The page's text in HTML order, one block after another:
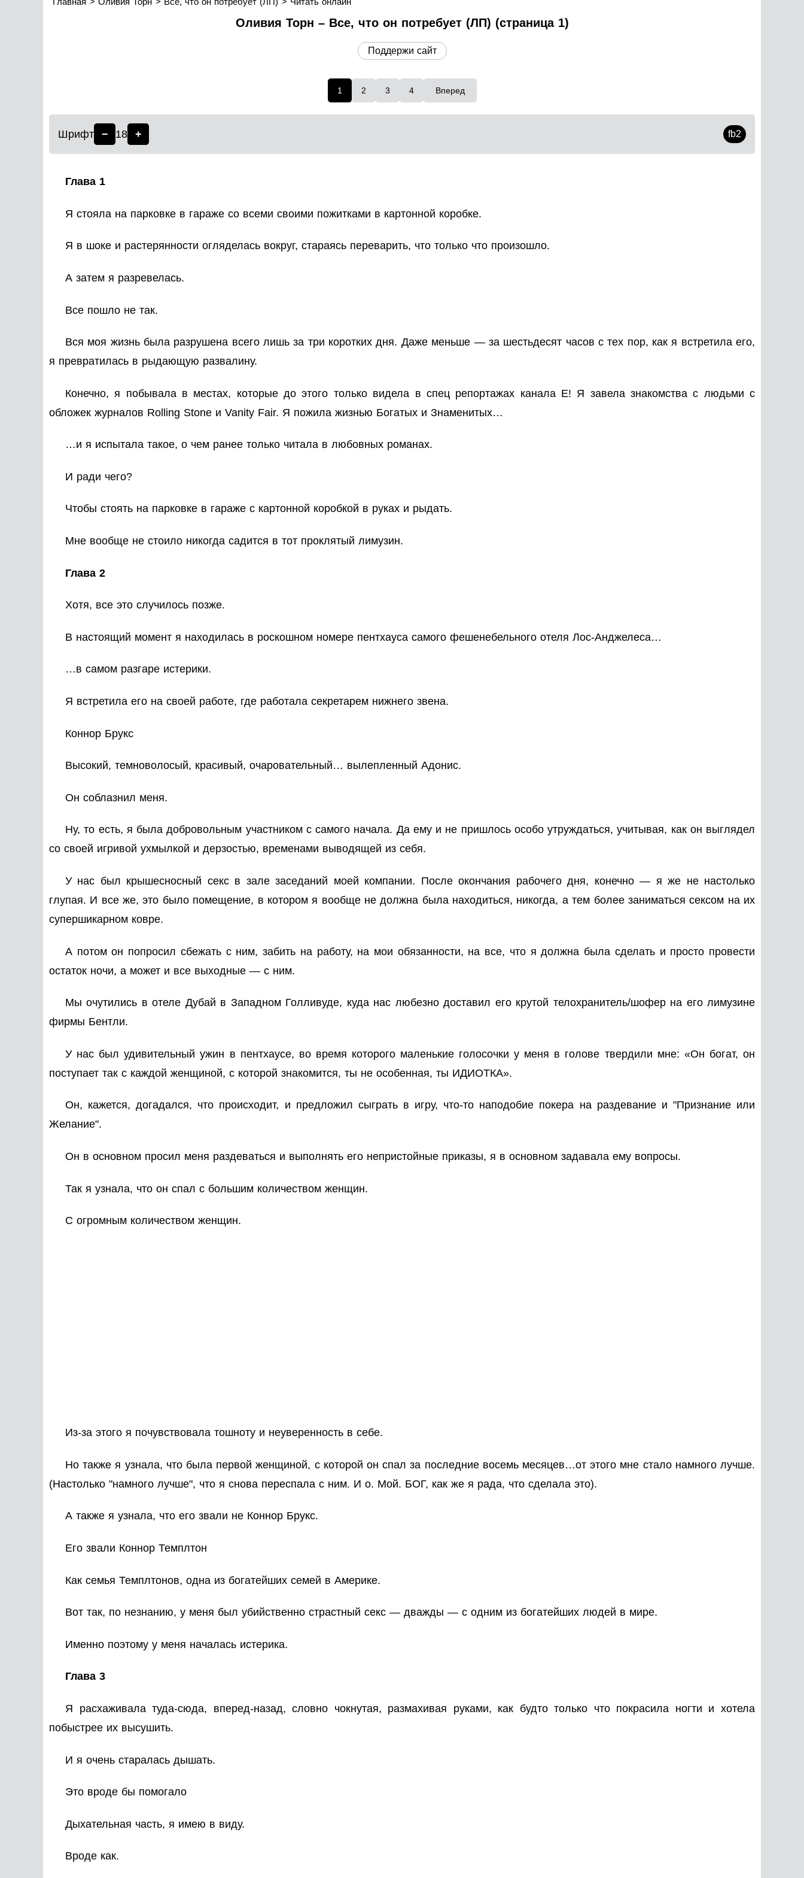
Оливия Торн – Все, что он потребует (ЛП) (страница 1)
Поддержи сайт
1 2 3 4 Вперед
Шрифт − 18 + fb2
Глава 1
Я стояла на парковке в гараже со всеми своими пожитками в картонной коробке.
Я в шоке и растерянности огляделась вокруг, стараясь переварить, что только что произошло.
А затем я разревелась.
Все пошло не так.
Вся моя жизнь была разрушена всего лишь за три коротких дня. Даже меньше — за шестьдесят часов с тех пор, как я встретила его,
я превратилась в рыдающую развалину.
Конечно, я побывала в местах, которые до этого только видела в спец репортажах канала Е! Я завела знакомства с людьми с
обложек журналов Rolling Stone и Vanity Fair. Я пожила жизнью Богатых и Знаменитых…
…и я испытала такое, о чем ранее только читала в любовных романах.
И ради чего?
Чтобы стоять на парковке в гараже с картонной коробкой в руках и рыдать.
Мне вообще не стоило никогда садится в тот проклятый лимузин.
Глава 2
Хотя, все это случилось позже.
В настоящий момент я находилась в роскошном номере пентхауса самого фешенебельного отеля Лос-Анджелеса…
…в самом разгаре истерики.
Я встретила его на своей работе, где работала секретарем нижнего звена.
Коннор Брукс
Высокий, темноволосый, красивый, очаровательный… вылепленный Адонис.
Он соблазнил меня.
Ну, то есть, я была добровольным участником с самого начала. Да ему и не пришлось особо утруждаться, учитывая, как он выглядел
со своей игривой ухмылкой и дерзостью, временами выводящей из себя.
У нас был крышесносный секс в зале заседаний моей компании. После окончания рабочего дня, конечно — я же не настолько
глупая. И все же, это было помещение, в котором я вообще не должна была находиться, никогда, а тем более заниматься сексом на их
супершикарном ковре.
А потом он попросил сбежать с ним, забить на работу, на мои обязанности, на все, что я должна была сделать и просто провести
остаток ночи, а может и все выходные — с ним.
Мы очутились в отеле Дубай в Западном Голливуде, куда нас любезно доставил его крутой телохранитель/шофер на его лимузине
фирмы Бентли.
У нас был удивительный ужин в пентхаусе, во время которого маленькие голосочки у меня в голове твердили мне: «Он богат, он
поступает так с каждой женщиной, с которой знакомится, ты не особенная, ты ИДИОТКА».
Он, кажется, догадался, что происходит, и предложил сыграть в игру, что-то наподобие покера на раздевание и "Признание или
Желание".
Он в основном просил меня раздеваться и выполнять его непристойные приказы, я в основном задавала ему вопросы.
Так я узнала, что он спал с большим количеством женщин.
С огромным количеством женщин.
Из-за этого я почувствовала тошноту и неуверенность в себе.
Но также я узнала, что была первой женщиной, с которой он спал за последние восемь месяцев…от этого мне стало намного лучше.
(Настолько "намного лучше", что я снова переспала с ним. И о. Мой. БОГ, как же я рада, что сделала это).
А также я узнала, что его звали не Коннор Брукс.
Его звали Коннор Темплтон
Как семья Темплтонов, одна из богатейших семей в Америке.
Вот так, по незнанию, у меня был убийственно страстный секс — дважды — с одним из богатейших людей в мире.
Именно поэтому у меня началась истерика.
Глава 3
Я расхаживала туда-сюда, вперед-назад, словно чокнутая, размахивая руками, как будто только что покрасила ногти и хотела
побыстрее их высушить.
И я очень старалась дышать.
Это вроде бы помогало
Дыхательная часть, я имею в виду.
Вроде как.